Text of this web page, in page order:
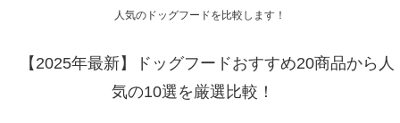
人気のドッグフードを比較します！
【2025年最新】ドッグフードおすすめ20商品から人
気の10選を厳選比較！